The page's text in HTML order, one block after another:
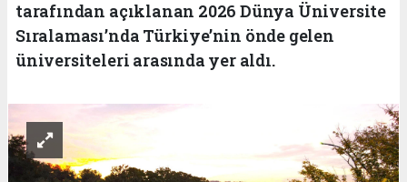
tarafından açıklanan 2026 Dünya Üniversite
Sıralaması’nda Türkiye’nin önde gelen
üniversiteleri arasında yer aldı.